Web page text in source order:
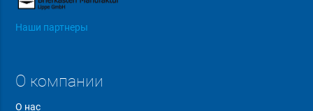
Наши партнеры
О компании
О нас